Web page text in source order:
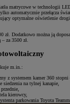
matrycowe w technologii
automatycznie przełącza
optymalne oświetlenie
zł. Dodatkowo można ją
– za 3500 zł.
m.in.:
z systemem kamer 360
siedzenia na tylnej kanapie,
kierowcy,
parkowania Toyota